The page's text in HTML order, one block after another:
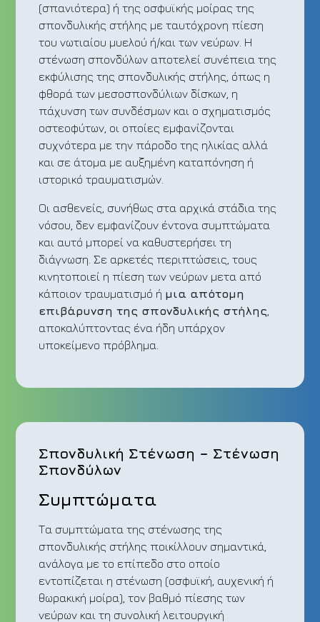
(σπανιότερα) ή της οσφυϊκής μοίρας της
σπονδυλικής στήλης με ταυτόχρονη πίεση
του νωτιαίου μυελού ή/και των νεύρων. Η
στένωση σπονδύλων αποτελεί συνέπεια της
εκφύλισης της σπονδυλικής στήλης, όπως η
φθορά των μεσοσπονδύλιων δίσκων, η
πάχυνση των συνδέσμων και ο σχηματισμός
οστεοφύτων, οι οποίες εμφανίζονται
συχνότερα με την πάροδο της ηλικίας αλλά
και σε άτομα με αυξημένη καταπόνηση ή
ιστορικό τραυματισμών.
Οι ασθενείς, συνήθως στα αρχικά στάδια της
νόσου, δεν εμφανίζουν έντονα συμπτώματα
και αυτό μπορεί να καθυστερήσει τη
διάγνωση. Σε αρκετές περιπτώσεις, τους
κινητοποιεί η πίεση των νεύρων μετα από
κάποιον τραυματισμό ή μια απότομη
επιβάρυνση της σπονδυλικής στήλης
αποκαλύπτοντας ένα ήδη υπάρχον
υποκείμενο πρόβλημα.
Σπονδυλική Στένωση – Στένωση
Σπονδύλων
Συμπτώματα
Τα συμπτώματα της στένωσης της
σπονδυλικής στήλης ποικίλλουν σημαντικά,
ανάλογα με το επίπεδο στο οποίο
εντοπίζεται η στένωση (οσφυϊκή, αυχενική ή
θωρακική μοίρα), τον βαθμό πίεσης των
νεύρων και τη συνολική λειτουργική